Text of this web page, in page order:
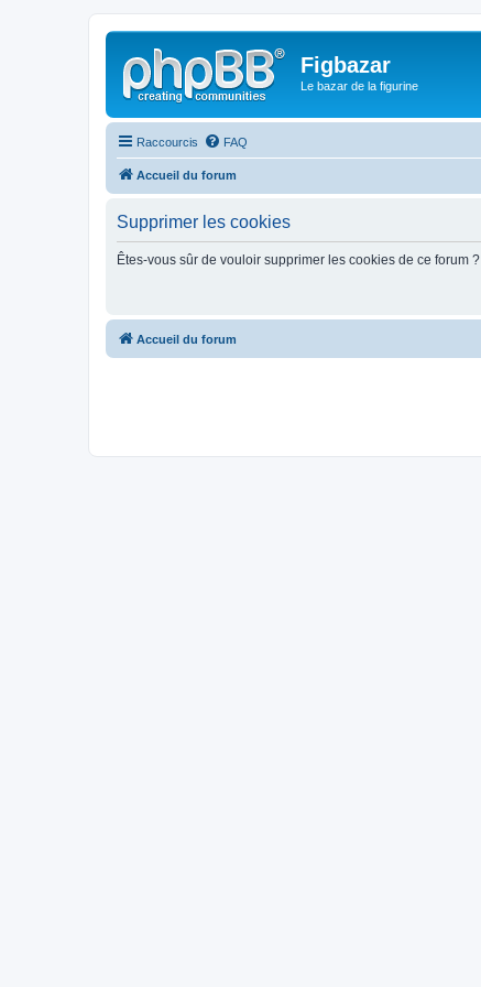
Figbazar
Le bazar de la figurine
Raccourcis FAQ
Accueil du forum
Supprimer les cookies
Êtes-vous sûr de vouloir supprimer les cookies de ce forum ?
Accueil du forum